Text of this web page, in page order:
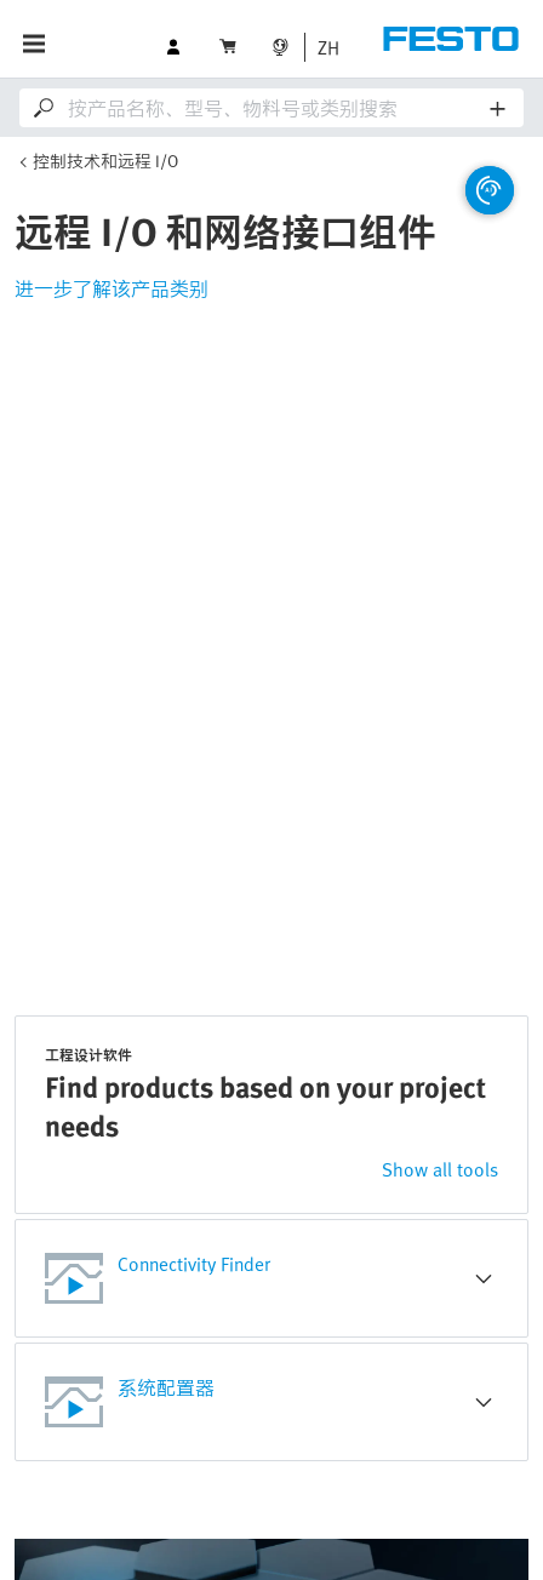
ZH
控制技术和远程 I/O
远程 I/O 和网络接口组件
进一步了解该产品类别
工程设计软件
Find products based on your project
needs
Show all tools
Connectivity Finder
系统配置器